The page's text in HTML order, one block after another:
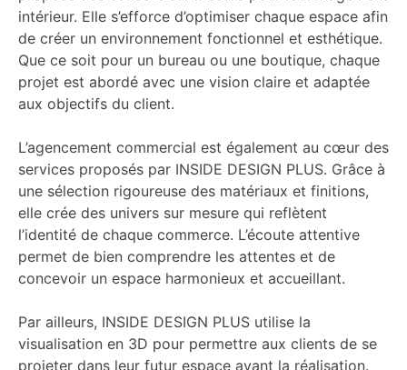
intérieur. Elle s’efforce d’optimiser chaque espace afin
de créer un environnement fonctionnel et esthétique.
Que ce soit pour un bureau ou une boutique, chaque
projet est abordé avec une vision claire et adaptée
aux objectifs du client.
L’agencement commercial est également au cœur des
services proposés par INSIDE DESIGN PLUS. Grâce à
une sélection rigoureuse des matériaux et finitions,
elle crée des univers sur mesure qui reflètent
l’identité de chaque commerce. L’écoute attentive
permet de bien comprendre les attentes et de
concevoir un espace harmonieux et accueillant.
Par ailleurs, INSIDE DESIGN PLUS utilise la
visualisation en 3D pour permettre aux clients de se
projeter dans leur futur espace avant la réalisation.